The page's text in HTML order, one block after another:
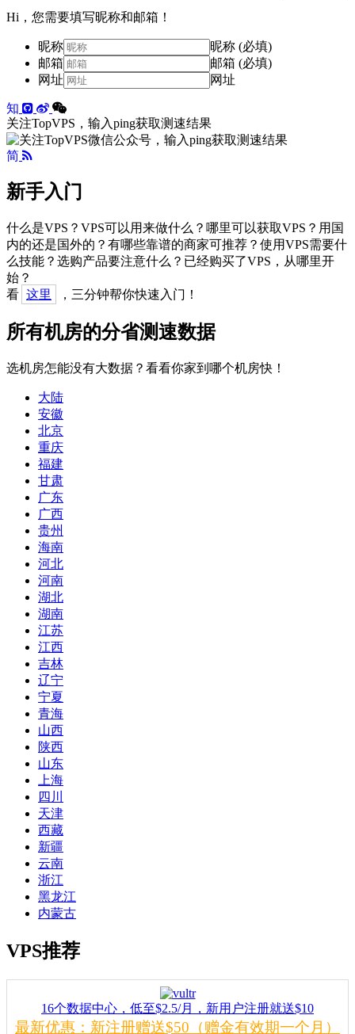
Hi，您需要填写昵称和邮箱！
昵称
昵称 (必填)
邮箱
邮箱 (必填)
网址
网址
知
关注TopVPS，输入ping获取测速结果
简
新手入门
什么是VPS？VPS可以用来做什么？哪里可以获取VPS？用国
内的还是国外的？有哪些靠谱的商家可推荐？使用VPS需要什
么技能？选购产品要注意什么？已经购买了VPS，从哪里开
始？
看 这里 ，三分钟帮你快速入门！
所有机房的分省测速数据
选机房怎能没有大数据？看看你家到哪个机房快！
大陆
安徽
北京
重庆
福建
甘肃
广东
广西
贵州
海南
河北
河南
湖北
湖南
江苏
江西
吉林
辽宁
宁夏
青海
山西
陕西
山东
上海
四川
天津
西藏
新疆
云南
浙江
黑龙江
内蒙古
VPS推荐
16个数据中心，低至$2.5/月，新用户注册就送$10
最新优惠：新注册赠送$50（赠金有效期一个月）